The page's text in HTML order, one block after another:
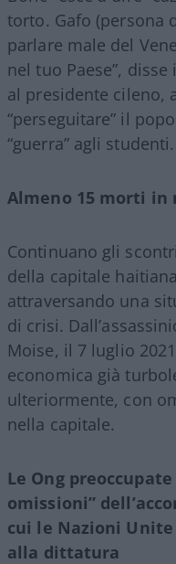
torto. Gafo (persona
parlare male del
nel tuo Paese”,
al presidente cileno,
“perseguitare” il
“guerra” agli studenti.
Almeno 15 morti in
Continuano gli
della capitale
attraversando una
di crisi.
Moise, il 7 luglio
economica già
ulteriormente, con
nella capitale.
Le Ong
omissioni”
cui le Nazioni
alla dittatura